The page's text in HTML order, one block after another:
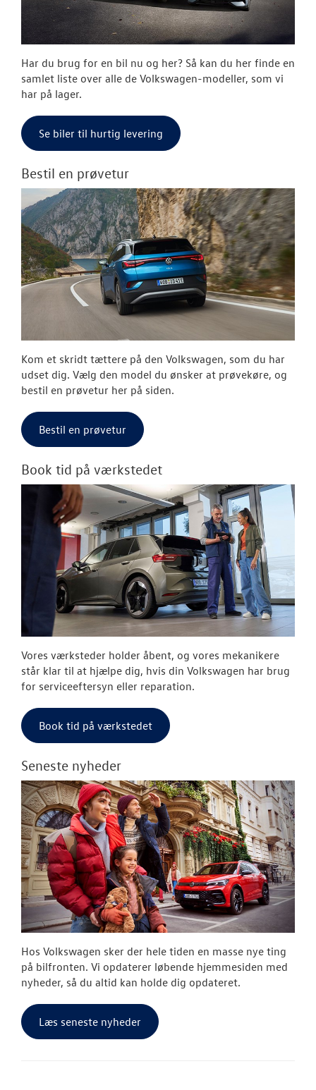
NYHEDER
OM OS
JOB OG
Har du brug for en bil nu og her? Så kan du her finde en
samlet liste over alle de Volkswagen-modeller, som vi
har på lager.
Se biler til hurtig levering
Bestil en prøvetur
Kom et skridt tættere på den Volkswagen, som du har
udset dig. Vælg den model du ønsker at prøvekøre, og
bestil en prøvetur her på siden.
Bestil en prøvetur
Book tid på værkstedet
Vores værksteder holder åbent, og vores mekanikere
står klar til at hjælpe dig, hvis din Volkswagen har brug
for serviceeftersyn eller reparation.
Book tid på værkstedet
Seneste nyheder
Hos Volkswagen sker der hele tiden en masse nye ting
på bilfronten. Vi opdaterer løbende hjemmesiden med
nyheder, så du altid kan holde dig opdateret.
Læs seneste nyheder